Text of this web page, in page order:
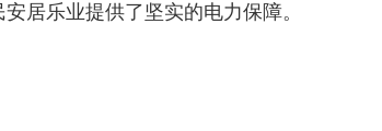
居乐业提供了坚实的电力保障。